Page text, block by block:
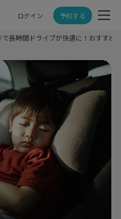
ログイン 予約する
で長時間ドライブが快適に！おすすめ